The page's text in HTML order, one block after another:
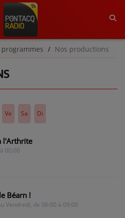
Nos productions
Ve Sa Di
l'Arthrite
00:00
Béarn !
Vendredi, de 06:00 à 09:00